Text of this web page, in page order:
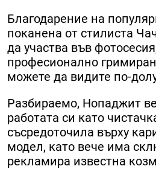
Благодарение на
поканена от стилиста
да участва във
професионално
можете да видите по-
Разбираемо, Нопаджит
работата си като
съсредоточила върху
модел, като вече има
рекламира известна